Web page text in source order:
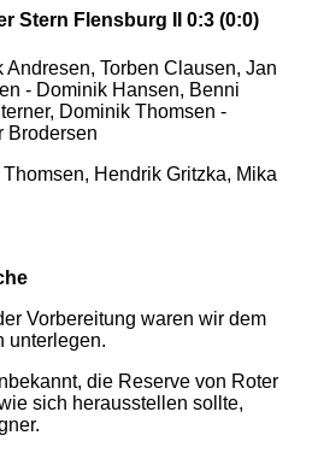
Stern Flensburg II 0:3 (0:0)
Torben Clausen, Jan
- Dominik Hansen, Benni
Dominik Thomsen -
Brodersen
Hendrik Gritzka, Mika
Vorbereitung waren wir dem
unterlegen.
die Reserve von Roter
sich herausstellen sollte,